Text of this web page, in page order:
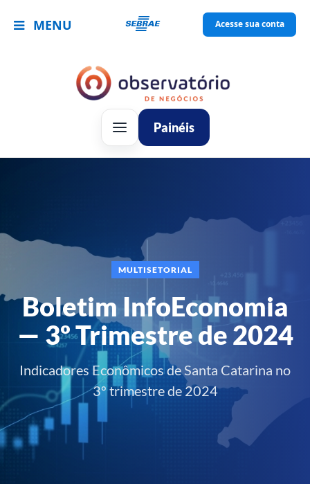
MENU Acesse sua conta
Painéis
MULTISETORIAL
Boletim InfoEconomia
— 3º Trimestre de 2024
Indicadores Econômicos de Santa Catarina no
3º trimestre de 2024